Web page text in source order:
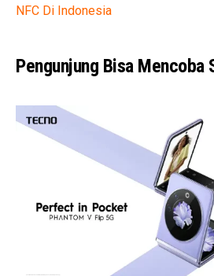
NFC Di Indonesia
Pengunjung Bisa Mencoba